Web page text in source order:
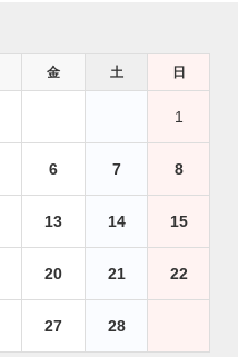
金 土 日
1
6 7 8
13 14 15
20 21 22
27 28